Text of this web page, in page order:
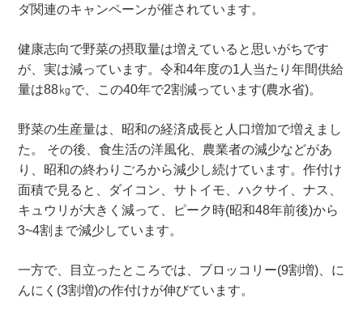
ダ関連のキャンペーンが催されています。
健康志向で野菜の摂取量は増えていると思いがちです
が、実は減っています。令和4年度の1人当たり年間供給
量は88㎏で、この40年で2割減っています(農水省)。
野菜の生産量は、昭和の経済成長と人口増加で増えまし
た。 その後、食生活の洋風化、農業者の減少などがあ
り、昭和の終わりごろから減少し続けています。作付け
面積で見ると、ダイコン、サトイモ、ハクサイ、ナス、
キュウリが大きく減って、ピーク時(昭和48年前後)から
3~4割まで減少しています。
一方で、目立ったところでは、ブロッコリー(9割増)、に
んにく(3割増)の作付けが伸びています。